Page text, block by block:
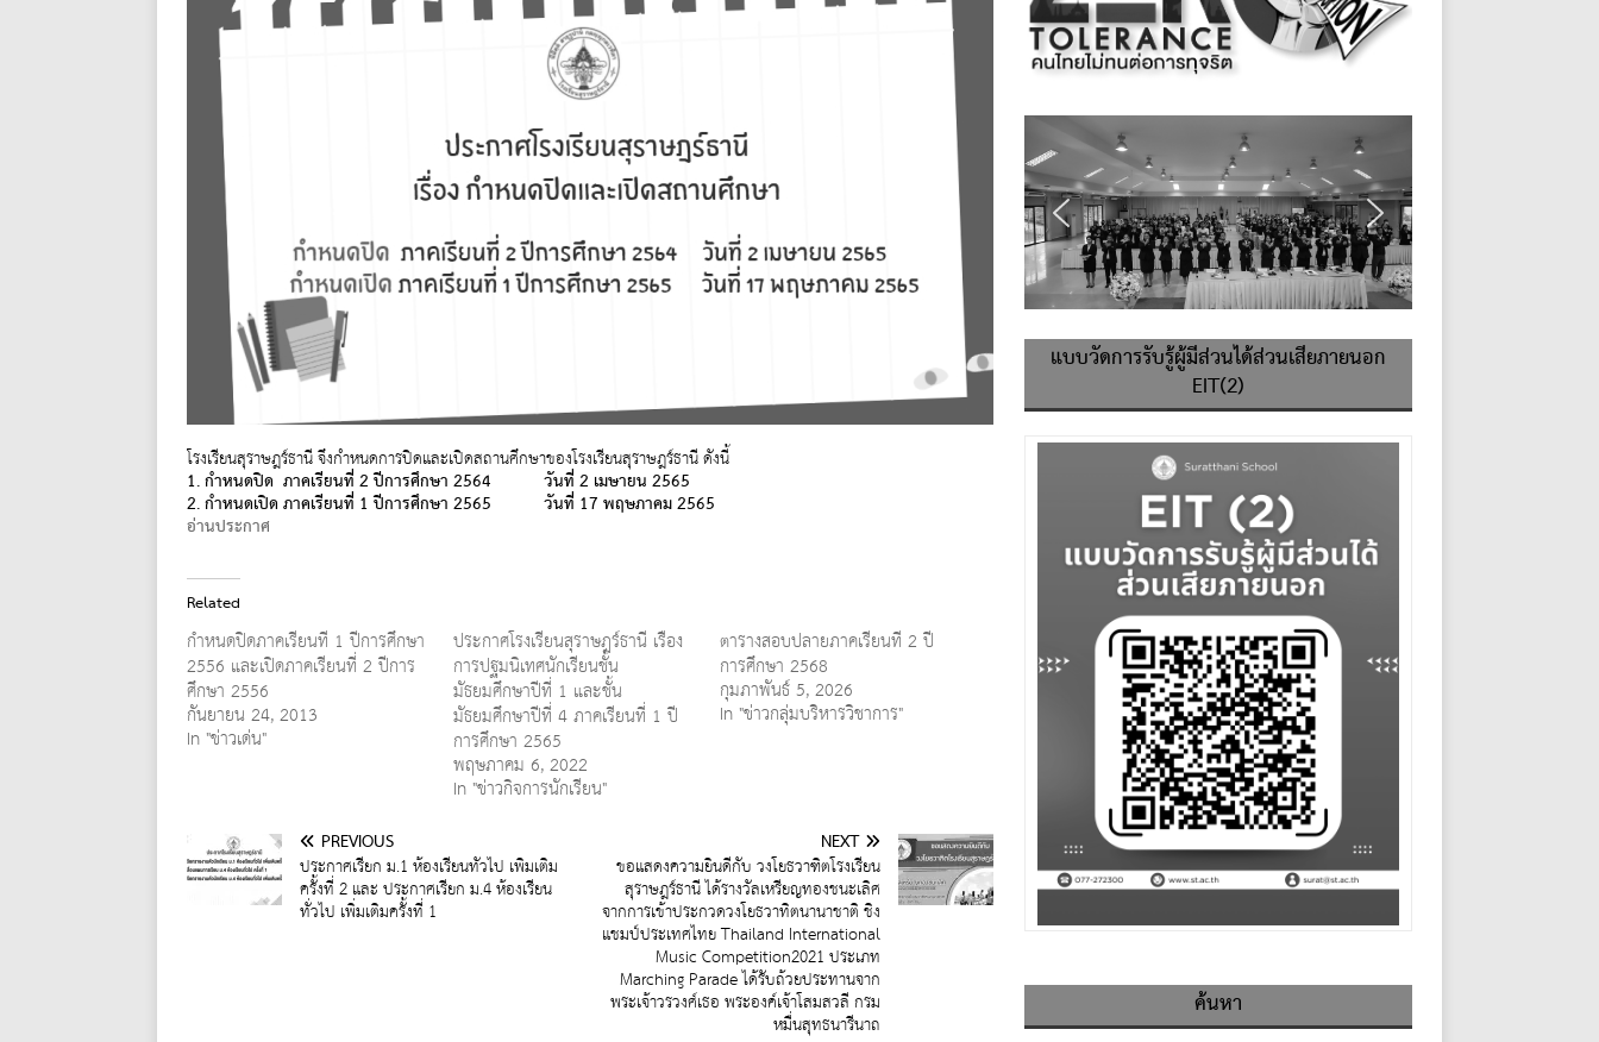
โรงเรียนสุราษฎร์ธานี จึงกำหนดการปิดและเปิดสถานศึกษาของโรงเรียนสุราษฎร์ธานี ดังนี้
1. กำหนดปิด ภาคเรียนที่ 2 ปีการศึกษา 2564 วันที่ 2 เมษายน 2565
2. กำหนดเปิด ภาคเรียนที่ 1 ปีการศึกษา 2565 วันที่ 17 พฤษภาคม 2565
อ่านประกาศ
Related
กำหนดปิดภาคเรียนที่ 1 ปีการศึกษา
2556 และเปิดภาคเรียนที่ 2 ปีการ
ศึกษา 2556
กันยายน 24, 2013
In "ข่าวเด่น"
ประกาศโรงเรียนสุราษฎร์ธานี เรื่อง
การปฐมนิเทศนักเรียนชั้น
มัธยมศึกษาปีที่ 1 และชั้น
มัธยมศึกษาปีที่ 4 ภาคเรียนที่ 1 ปี
การศึกษา 2565
พฤษภาคม 6, 2022
In "ข่าวกิจการนักเรียน"
ตารางสอบปลายภาคเรียนที่ 2 ปี
การศึกษา 2568
กุมภาพันธ์ 5, 2026
In "ข่าวกลุ่มบริหารวิชาการ"
PREVIOUS
ประกาศเรียก ม.1 ห้องเรียนทั่วไป เพิ่มเติม
ครั้งที่ 2 และ ประกาศเรียก ม.4 ห้องเรียน
ทั่วไป เพิ่มเติมครั้งที่ 1
NEXT
ขอแสดงความยินดีกับ วงโยธวาฑิตโรงเรียน
สุราษฎร์ธานี ได้รางวัลเหรียญทองชนะเลิศ
จากการเข้าประกวดวงโยธวาทิตนานาชาติ ชิง
แชมป์ประเทศไทย Thailand International
Music Competition2021 ประเภท
Marching Parade ได้รับถ้วยประทานจาก
พระเจ้าวรวงศ์เธอ พระองค์เจ้าโสมสวลี กรม
หมื่นสุทธนารีนาถ
แบบวัดการรับรู้ผู้มีส่วนได้ส่วนเสียภายนอก
EIT(2)
ค้นหา